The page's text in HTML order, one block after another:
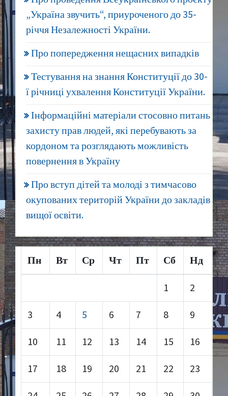
„Україна звучить“, приуроченого до 35-
річчя Незалежності України.
Про попередження нещасних випадків
Тестування на знання Конституції до 30-
ї річниці ухвалення Конституції України.
Інформаційні матеріали стосовно питань
захисту прав людей, які перебувають за
кордоном та розглядають можливість
повернення в Україну
Про вступ дітей та молоді з тимчасово
окупованих територій України до закладів
вищої освіти.
Пн Вт Ср Чт Пт Сб Нд
1 2
3 4 5 6 7 8 9
10 11 12 13 14 15 16
17 18 19 20 21 22 23